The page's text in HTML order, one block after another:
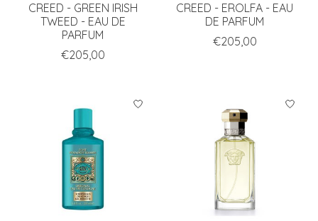
CREED - GREEN IRISH
TWEED - EAU DE
PARFUM
€205,00
CREED - EROLFA - EAU
DE PARFUM
€205,00